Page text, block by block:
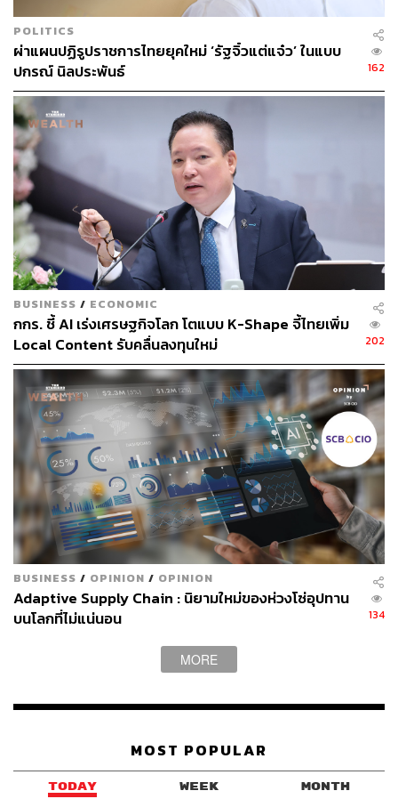
POLITICS
ผ่าแผนปฏิรูปราชการไทยยุคใหม่ ‘รัฐจิ๋วแต่แจ๋ว’ ในแบบ
ปกรณ์ นิลประพันธ์
162
BUSINESS / ECONOMIC
กกร. ชี้ AI เร่งเศรษฐกิจโลก โตแบบ K-Shape จี้ไทยเพิ่ม
Local Content รับคลื่นลงทุนใหม่
202
BUSINESS / OPINION / OPINION
Adaptive Supply Chain : นิยามใหม่ของห่วงโซ่อุปทาน
บนโลกที่ไม่แน่นอน
134
MORE
MOST POPULAR
TODAY WEEK MONTH